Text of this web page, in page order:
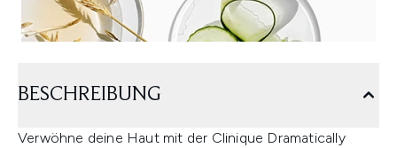
BESCHREIBUNG
Verwöhne deine Haut mit der Clinique Dramatically